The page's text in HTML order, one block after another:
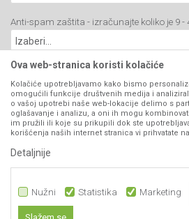
PIB: 102135221
Matični broj: 07593252
Blog
Najčešća pitanja
Isporuka
Click & Collect
Načini plaćanja
Plaćanje karticama
Web kredit Raiffeisen banke
Pravo na odustajanje
Reklamacije
Zamena artikala
Anti-spam zaštita - izračunajte koliko je 9 -
VIBER I SMS NEWSLETTER
PRATITE NAS
Ova web-stranica koristi kolačiće
Kolačiće upotrebljavamo kako bismo
omogućili funkcije društvenih medija i
o vašoj upotrebi naše web-lokacije delimo s
oglašavanje i analizu, a oni ih mogu
im pružili ili koje su prikupili dok ste
korišćenja naših internet stranica vi prihvatate
Detaljnije
Nužni Statistika Marketing